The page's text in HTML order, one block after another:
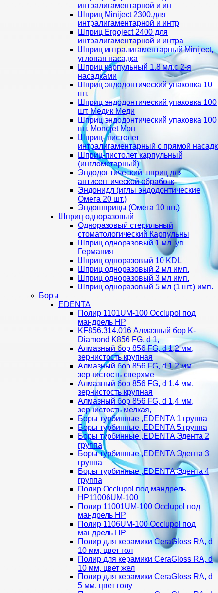
интралигаментарной и ин
Шприц Miniject 2300,для
интралигаментарной и интр
Шприц Ergoject 2400 для
интралигаментарной и интра
Шприц интралигаментарный Miniject,
угловая насадка
Шприц карпульный 1.8 мл.с 2-я
насадками
Шприц эндодонтический упаковка 10
шт.
Шприц эндодонтический упаковка 100
шт. Медик Меди
Шприц эндодонтический упаковка 100
шт. Monojet Мон
Шприц- пистолет
интралигаментарный с прямой насадк
Шприц-пистолет карпульный
(инглометарный)
Эндодонтический шприц для
антисептической обработк
Эндонидл (иглы эндодонтические
Омега 20 шт.)
Эндошприцы (Омега 10 шт.)
Шприц одноразовый
Одноразовый стерильный
стоматологический Карпульны
Шприц одноразовый 1 мл. уп.
Германия
Шприц одноразовый 10 KDL
Шприц одноразовый 2 мл имп.
Шприц одноразовый 3 мл имп.
Шприц одноразовый 5 мл (1 шт.) имп.
Боры
EDENTA
Полир 1101UM-100 Occlupol под
мандрель HP
KF856.314.016 Алмазный бор K-
Diamond K856 FG, d 1,
Алмазный бор 856 FG, d 1,2 мм,
зернистость крупная
Алмазный бор 856 FG, d 1,2 мм,
зернистость сверхме
Алмазный бор 856 FG, d 1,4 мм,
зернистость крупная
Алмазный бор 856 FG, d 1,4 мм,
зернистость мелкая,
Боры турбинные ,EDENTA 1 группа
Боры турбинные ,EDENTA 5 группа
Боры турбинные ,EDENTA Эдента 2
группа
Боры турбинные ,EDENTA Эдента 3
группа
Боры турбинные ,EDENTA Эдента 4
группа
Полир Occlupol под мандрель
HP11006UM-100
Полир 11001UM-100 Occlupol под
мандрель HP
Полир 1106UM-100 Occlupol под
мандрель HP
Полир для керамики CeraGloss RA, d
10 мм, цвет гол
Полир для керамики CeraGloss RA, d
10 мм, цвет жел
Полир для керамики CeraGloss RA, d
5 мм, цвет голу